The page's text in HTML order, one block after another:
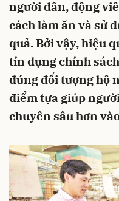
người dân, động
cách làm ăn và sử
quả. Bởi vậy, hiệu
tín dụng chính
đúng đối tượng hộ
điểm tựa giúp
chuyên sâu hơn